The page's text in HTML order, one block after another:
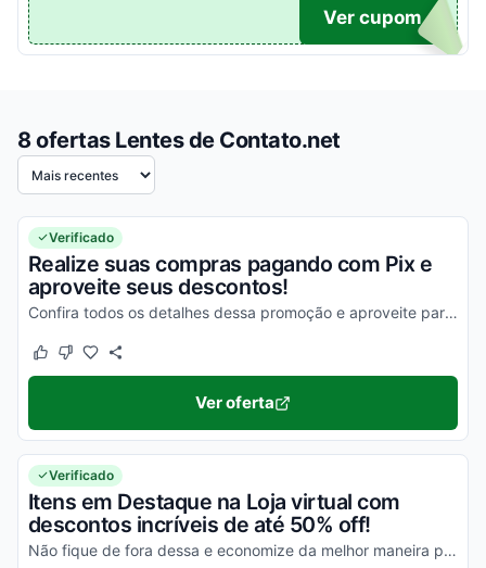
ANCE
Ver cupom
8 ofertas Lentes de Contato.net
Ordenar por
Verificado
Realize suas compras pagando com Pix e
aproveite seus descontos!
Confira todos os detalhes dessa promoção e aproveite para economizar!
Este cupom funcionou
Este cupom não funcionou
Ver oferta
Verificado
Itens em Destaque na Loja virtual com
descontos incríveis de até 50% off!
Não fique de fora dessa e economize da melhor maneira possível!